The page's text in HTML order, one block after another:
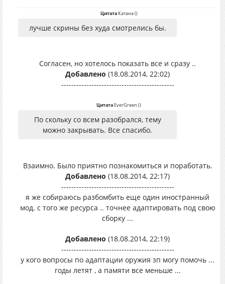
ЦитатаКатана()
лучше скрины без худа смотрелись бы.
Согласен, но хотелось показать все и сразу ..
Добавлено (18.08.2014, 22:02)
---------------------------------------------
ЦитатаEverGreen ()
По скольку со всем разобрался, тему
можно закрывать. Все спасибо.
Взаимно. Было приятно познакомиться и поработать.
Добавлено (18.08.2014, 22:17)
---------------------------------------------
я же собираюсь разбомбить еще один иностранный
мод. с того же ресурса .. точнее адаптировать под свою
сборку ...
Добавлено (18.08.2014, 22:19)
---------------------------------------------
у кого вопросы по адаптации оружия зп могу помочь ...
годы летят , а памяти все меньше ...